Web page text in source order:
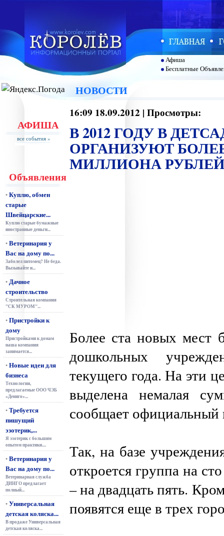
Афиша
Бесплатные
АФИША
все события »
Объявления
•Куплю, обмен
старые
Швейцарские...
Куплю старые бумажные
иностранные деньги...
•Ветеринария у
Вас на дому по...
Заболел питомец? Не беда.
Вызывайте и...
•Дачное
строительство
Строительная компания
"СК МУРОМ"...
•Пристройки к
дому
Пристройками к домам
наша компания
занимается...
•Новые идеи для
бизнеса
Технологии,
предлагаемые ООО ЧЭБ
«Дениго»...
•Требуется
пишущий
эзотерик,...
Я эзотерик с большим
опытом практики....
•Ветеринария у
Вас на дому по...
Ветеринарная служба
ДИНГО предлагает
полный...
•Универсальная
детская коляска...
В продаже Универсальная
детская коляска...
НОВОСТИ
16:09 18.09.2012 | Просмотры:
В 2012 ГОДУ В
ОРГАНИЗУЮТ БОЛЕЕ
МИЛЛИОНА
Более ста новых мест
дошкольных
текущего года. На эти
выделена немалая
сообщает официальный
Так, на базе
откроется группа на
– на двадцать пять.
появятся еще в трех